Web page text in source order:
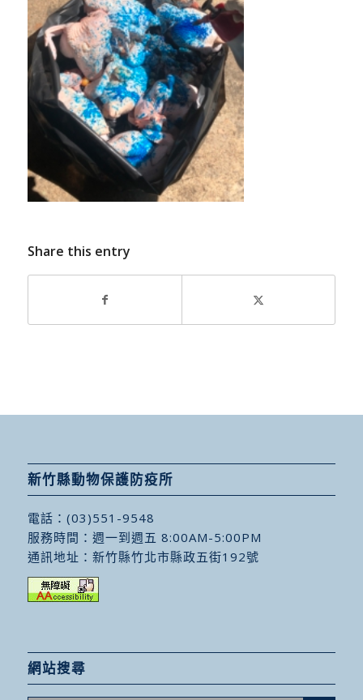
Share this entry
新竹縣動物保護防疫所
電話： (03)551-9548
服務時間：週一到週五 8:00AM-5:00PM
通訊地址： 新竹縣竹北市縣政五街192號
網站搜尋